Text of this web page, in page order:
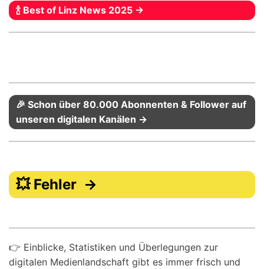
🍾 Best of Linz News 2025 →
🎉 Schon über 80.000 Abonnenten & Follower auf
unseren digitalen Kanälen →
💥 Fehler →
👉 Einblicke, Statistiken und Überlegungen zur
digitalen Medienlandschaft gibt es immer frisch und